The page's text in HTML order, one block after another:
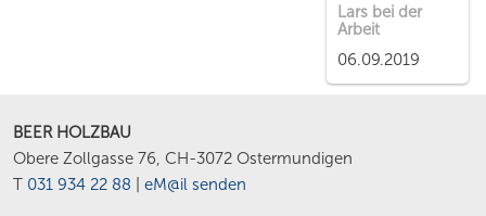
Lars bei der
Arbeit
06.09.2019
BEER HOLZBAU
Obere Zollgasse 76, CH-3072 Ostermundigen
T 031 934 22 88 eM@il senden